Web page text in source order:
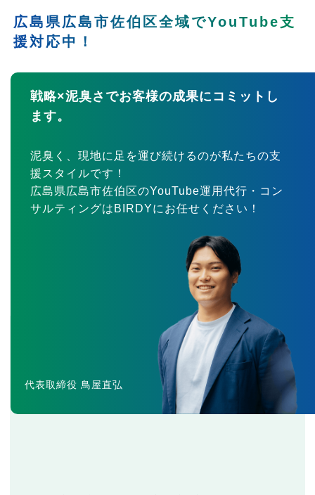
広島県広島市佐伯区全域でYouTube支
援対応中！
戦略×泥臭さでお客様の成果にコミットし
ます。
泥臭く、現地に足を運び続けるのが私たちの支
援スタイルです！
広島県広島市佐伯区のYouTube運用代行・コン
サルティングはBIRDYにお任せください！
代表取締役 鳥屋直弘